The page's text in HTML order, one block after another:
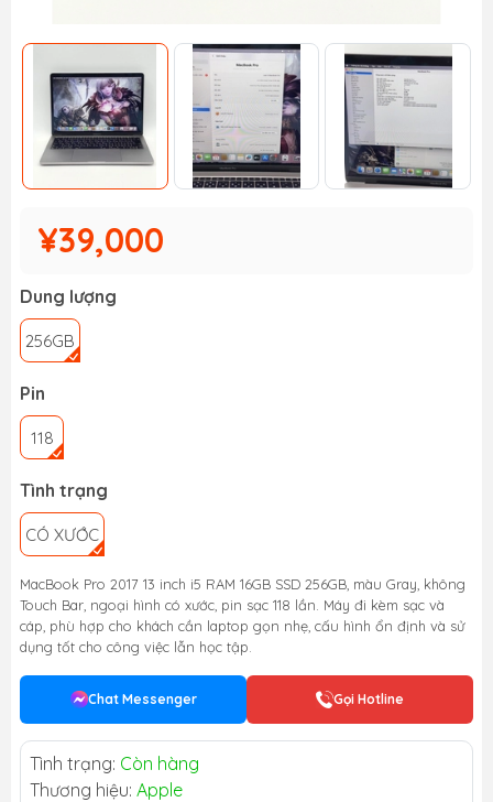
¥39,000
Dung lượng
256GB
Pin
118
Tình trạng
CÓ XƯỚC
MacBook Pro 2017 13 inch i5 RAM 16GB SSD 256GB, màu Gray, không
Touch Bar, ngoại hình có xước, pin sạc 118 lần. Máy đi kèm sạc và
cáp, phù hợp cho khách cần laptop gọn nhẹ, cấu hình ổn định và sử
dụng tốt cho công việc lẫn học tập.
Chat Messenger Gọi Hotline
Tình trạng: Còn hàng
Thương hiệu: Apple